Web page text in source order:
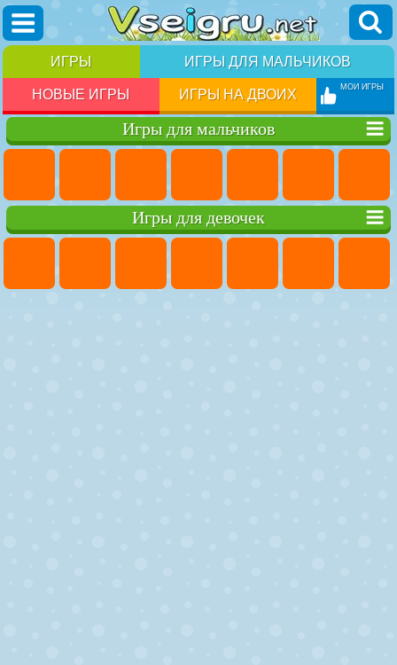
ИГРЫ ИГРЫ ДЛЯ МАЛЬЧИКОВ
НОВЫЕ ИГРЫ ИГРЫ НА ДВОИХ МОИ ИГРЫ
Игры для мальчиков
Игры для девочек